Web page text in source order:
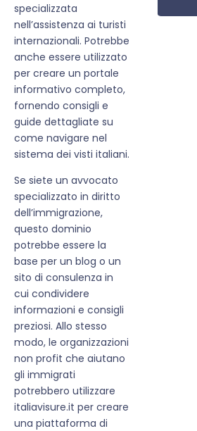
specializzata
nell’assistenza ai turisti
internazionali. Potrebbe
anche essere utilizzato
per creare un portale
informativo completo,
fornendo consigli e
guide dettagliate su
come navigare nel
sistema dei visti italiani.
Se siete un avvocato
specializzato in diritto
dell’immigrazione,
questo dominio
potrebbe essere la
base per un blog o un
sito di consulenza in
cui condividere
informazioni e consigli
preziosi. Allo stesso
modo, le organizzazioni
non profit che aiutano
gli immigrati
potrebbero utilizzare
italiavisure.it per creare
una piattaforma di